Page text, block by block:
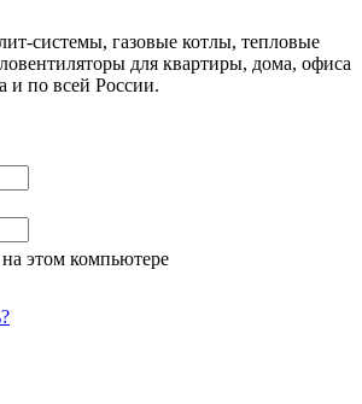
системы, газовые котлы, тепловые
для квартиры, дома, офиса
и по всей России.
этом компьютере